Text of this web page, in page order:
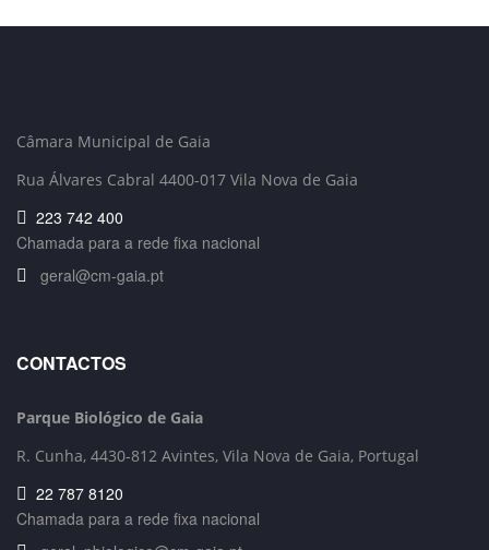
Câmara Municipal de Gaia
Rua Álvares Cabral 4400-017 Vila Nova de Gaia
223 742 400
Chamada para a rede fixa nacional
geral@cm-gaia.pt
CONTACTOS
Parque Biológico de Gaia
R. Cunha, 4430-812 Avintes, Vila Nova de Gaia, Portugal
22 787 8120
Chamada para a rede fixa nacional